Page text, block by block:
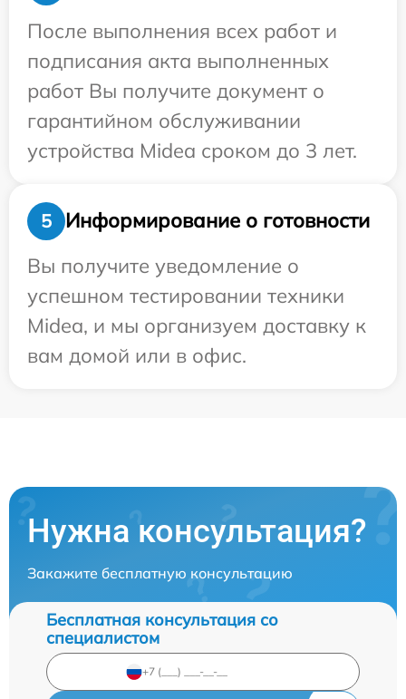
После выполнения всех работ и
подписания акта выполненных
работ Вы получите документ о
гарантийном обслуживании
устройства Midea сроком до 3 лет.
5
Информирование о готовности
Вы получите уведомление о
успешном тестировании техники
Midea, и мы организуем доставку к
вам домой или в офис.
Нужна консультация?
Закажите бесплатную консультацию
Бесплатная консультация со
специалистом